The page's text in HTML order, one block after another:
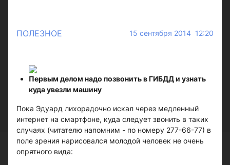
ПОЛЕЗНОЕ 15 сентября 2014 12:20
Первым делом надо позвонить в ГИБДД и узнать
куда увезли машину
Пока Эдуард лихорадочно искал через медленный
интернет на смартфоне, куда следует звонить в таких
случаях (читателю напомним - по номеру 277-66-77) в
поле зрения нарисовался молодой человек не очень
опрятного вида: